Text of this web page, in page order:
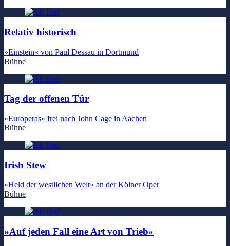
Relativ historisch
»Einstein« von Paul Dessau in Dortmund
Bühne
Tag der offenen Tür
»Europeras« frei nach John Cage in Aachen
Bühne
Irish Stew
»Held der westlichen Welt« an der Kölner Oper
Bühne
»Auf jeden Fall eine Art von Trieb«